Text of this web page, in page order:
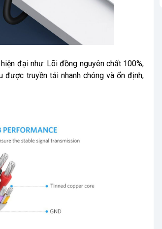
đại như: Lõi đồng nguyên chất 100%,
truyền tải nhanh chóng và ổn định,